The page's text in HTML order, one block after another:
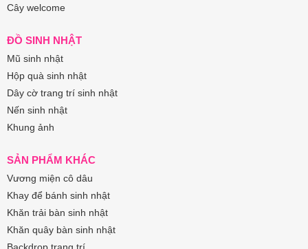
Cây welcome
ĐỒ SINH NHẬT
Mũ sinh nhật
Hộp quà sinh nhật
Dây cờ trang trí sinh nhật
Nến sinh nhật
Khung ảnh
SẢN PHẨM KHÁC
Vương miện cô dâu
Khay để bánh sinh nhật
Khăn trải bàn sinh nhật
Khăn quây bàn sinh nhật